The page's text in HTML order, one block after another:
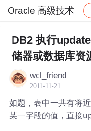
Oracle 高级技术
社区 Oracle 高级
DB2 执行
储器或数据库资
wcl_friend
2011-11-21
如题，表中一共有将
某一字段的值，直接